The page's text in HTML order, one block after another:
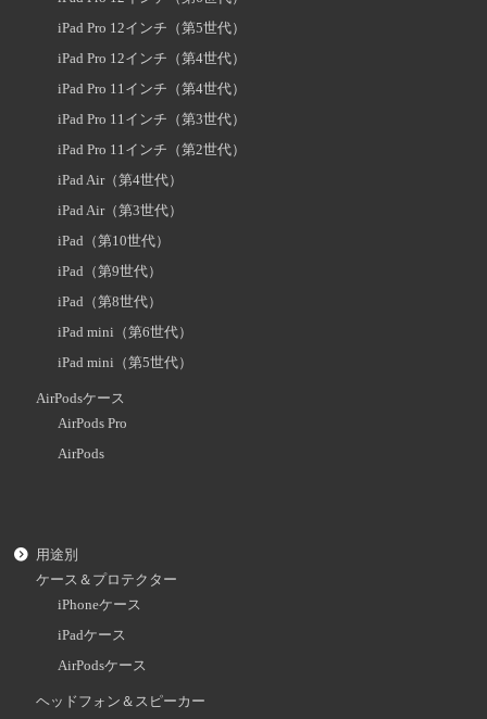
iPad Pro 12インチ（第5世代）
iPad Pro 12インチ（第4世代）
iPad Pro 11インチ（第4世代）
iPad Pro 11インチ（第3世代）
iPad Pro 11インチ（第2世代）
iPad Air（第4世代）
iPad Air（第3世代）
iPad（第10世代）
iPad（第9世代）
iPad（第8世代）
iPad mini（第6世代）
iPad mini（第5世代）
AirPodsケース
AirPods Pro
AirPods
用途別
ケース＆プロテクター
iPhoneケース
iPadケース
AirPodsケース
ヘッドフォン＆スピーカー